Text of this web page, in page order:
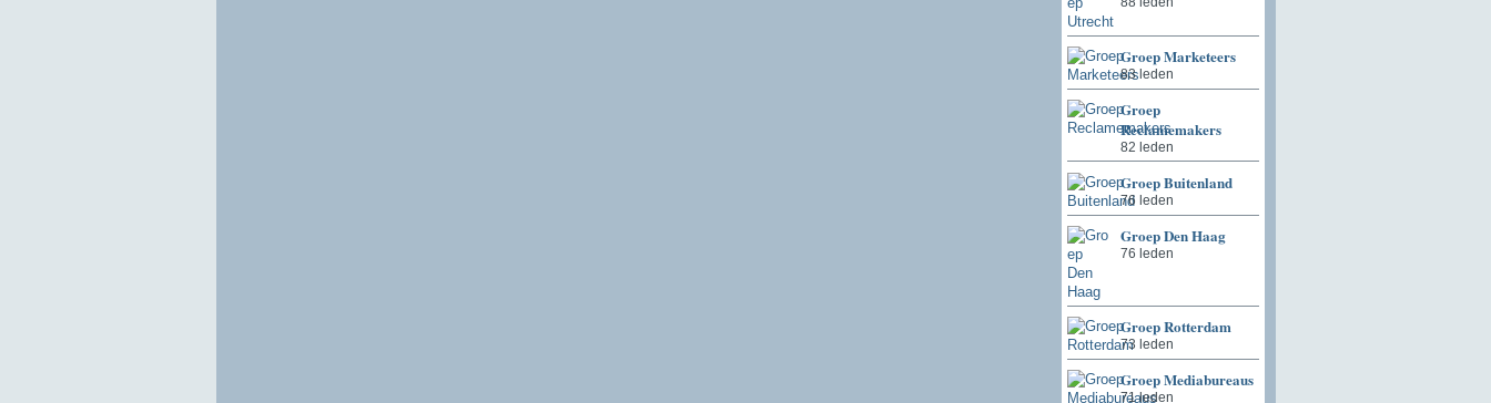
Groep Marketeers
83 leden
Groep
Reclamemakers
82 leden
Groep Buitenland
76 leden
Groep Den Haag
76 leden
Groep Rotterdam
73 leden
Groep Mediabureaus
71 leden